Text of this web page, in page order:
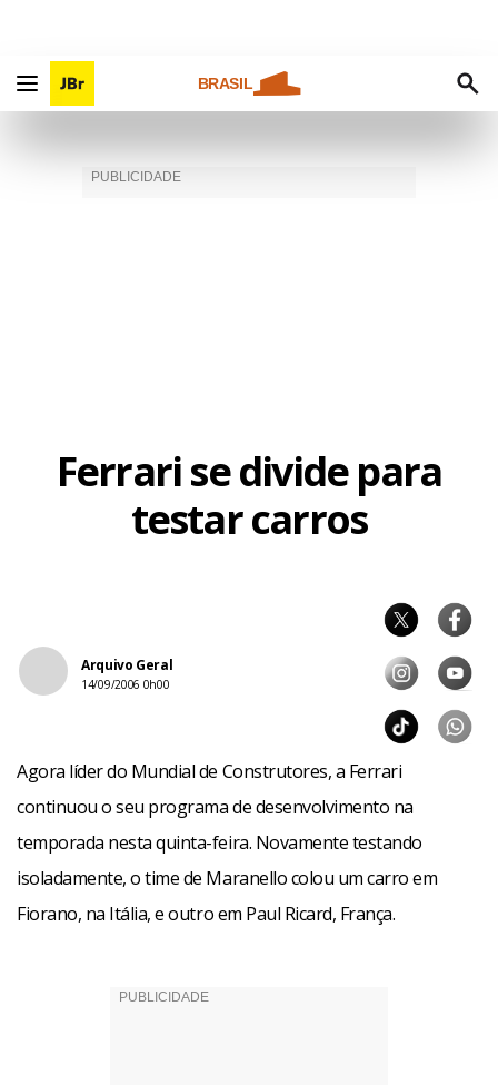
BRASIL
Ferrari se divide para
testar carros
Arquivo Geral
14/09/2006 0h00
Agora líder do Mundial de Construtores, a Ferrari
continuou o seu programa de desenvolvimento na
temporada nesta quinta-feira. Novamente testando
isoladamente, o time de Maranello colou um carro em
Fiorano, na Itália, e outro em Paul Ricard, França.